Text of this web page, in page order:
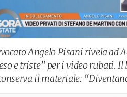
Angelo Pisani rivela ad
e triste” per i video rubati.
il materiale: